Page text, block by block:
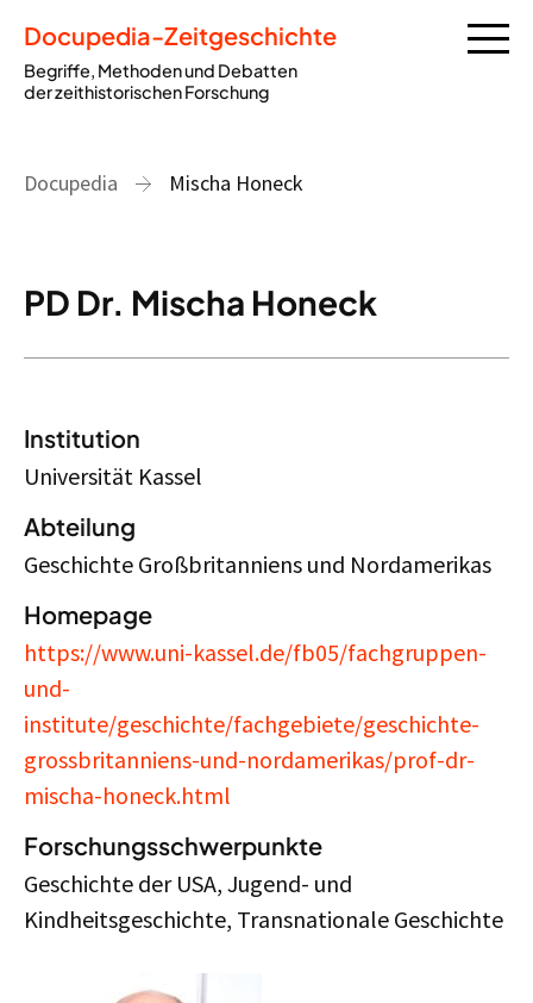
Docupedia-Zeitgeschichte
Begriffe, Methoden und Debatten
der zeithistorischen Forschung
Docupedia Mischa Honeck
PD Dr. Mischa Honeck
Institution
Universität Kassel
Abteilung
Geschichte Großbritanniens und Nordamerikas
Homepage
https://www.uni-kassel.de/fb05/fachgruppen-
und-
institute/geschichte/fachgebiete/geschichte-
grossbritanniens-und-nordamerikas/prof-dr-
mischa-honeck.html
Forschungsschwerpunkte
Geschichte der USA, Jugend- und
Kindheitsgeschichte, Transnationale Geschichte